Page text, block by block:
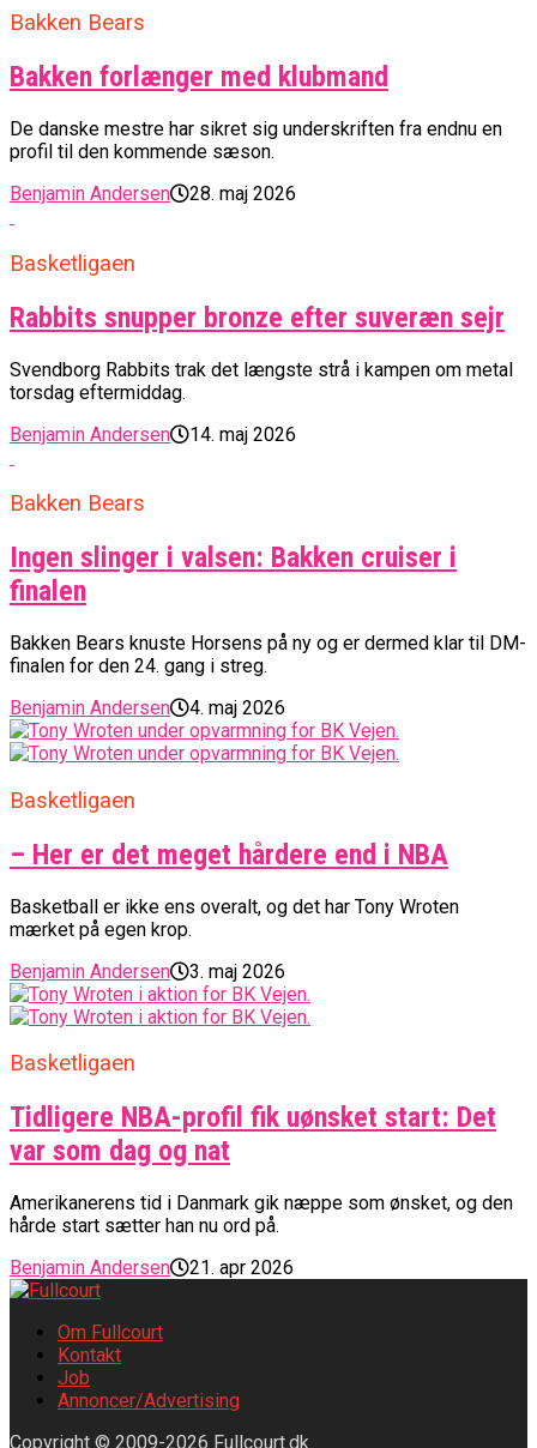
Bakken Bears
Bakken forlænger med klubmand
De danske mestre har sikret sig underskriften fra endnu en
profil til den kommende sæson.
Benjamin Andersen
28. maj 2026
Basketligaen
Rabbits snupper bronze efter suveræn sejr
Svendborg Rabbits trak det længste strå i kampen om metal
torsdag eftermiddag.
Benjamin Andersen
14. maj 2026
Bakken Bears
Ingen slinger i valsen: Bakken cruiser i
finalen
Bakken Bears knuste Horsens på ny og er dermed klar til DM-
finalen for den 24. gang i streg.
Benjamin Andersen
4. maj 2026
Basketligaen
– Her er det meget hårdere end i NBA
Basketball er ikke ens overalt, og det har Tony Wroten
mærket på egen krop.
Benjamin Andersen
3. maj 2026
Basketligaen
Tidligere NBA-profil fik uønsket start: Det
var som dag og nat
Amerikanerens tid i Danmark gik næppe som ønsket, og den
hårde start sætter han nu ord på.
Benjamin Andersen
21. apr 2026
Om Fullcourt
Kontakt
Job
Annoncer/Advertising
Copyright © 2009-2026 Fullcourt.dk